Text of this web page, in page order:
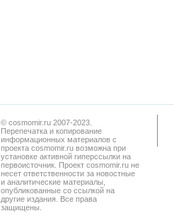
© cosmomir.ru 2007-2023.
Перепечатка и копирование
информационных материалов с
проекта cosmomir.ru возможна при
установке активной гиперссылки на
первоисточник. Проект cosmomir.ru не
несет ответственности за новостные
и аналитические материалы,
опубликованные со ссылкой на
другие издания. Все права
защищены.